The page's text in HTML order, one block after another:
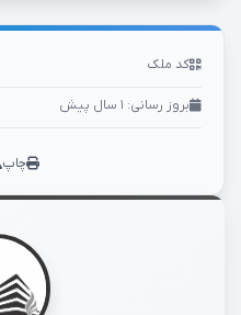
کد ملک
بروز رسانی: ۱ سال پیش
چاپ